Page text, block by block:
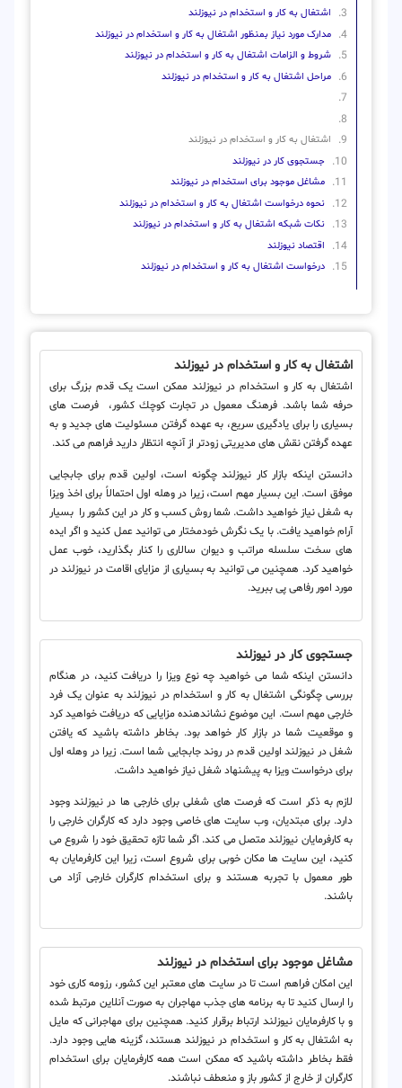
اشتغال به کار و استخدام در نیوزلند
مدارک مورد نیاز بمنظور اشتغال به کار و استخدام در نیوزلند
شروط و الزامات اشتغال به کار و استخدام در نیوزلند
مراحل اشتغال به کار و استخدام در نیوزلند
اشتغال به کار و استخدام در نیوزلند
جستجوی کار در نیوزلند
مشاغل موجود برای استخدام در نیوزلند
نحوه درخواست اشتغال به کار و استخدام در نیوزلند
نکات شبکه اشتغال به کار و استخدام در نیوزلند
اقتصاد نیوزلند
درخواست اشتغال به کار و استخدام در نیوزلند
اشتغال به کار و استخدام در نیوزلند
اشتغال به کار و استخدام در نیوزلند ممکن است یک قدم بزرگ برای
حرفه شما باشد. فرهنگ معمول در تجارت كوچك كشور، فرصت های
بسیاری را برای یادگیری سریع، به عهده گرفتن مسئولیت های جدید و به
عهده گرفتن نقش های مدیریتی زودتر از آنچه انتظار دارید فراهم می كند.
دانستن اینکه بازار کار نیوزلند چگونه است، اولین قدم برای جابجایی
موفق است. این بسیار مهم است، زیرا در وهله اول احتمالاً برای اخذ ویزا
به شغل نیاز خواهید داشت. شما روش کسب و کار در این کشور را بسیار
آرام خواهید یافت. با یک نگرش خودمختار می توانید عمل کنید و اگر ایده
های سخت سلسله مراتب و دیوان سالاری را کنار بگذارید، خوب عمل
خواهید کرد. همچنین می توانید به بسیاری از مزایای اقامت در نیوزلند در
مورد امور رفاهی پی ببرید.
جستجوی کار در نیوزلند
دانستن اینکه شما می خواهید چه نوع ویزا را دریافت کنید، در هنگام
بررسی چگونگی اشتغال به کار و استخدام در نیوزلند به عنوان یک فرد
خارجی مهم است. این موضوع نشاندهنده مزایایی که دریافت خواهید کرد
و موقعیت شما در بازار کار خواهد بود. بخاطر داشته باشید که یافتن
شغل در نیوزلند اولین قدم در روند جابجایی شما است. زیرا در وهله اول
برای درخواست ویزا به پیشنهاد شغل نیاز خواهید داشت.
لازم به ذکر است که فرصت های شغلی برای خارجی ها در نیوزلند وجود
دارد. برای مبتدیان، وب سایت های خاصی وجود دارد که کارگران خارجی را
به کارفرمایان نیوزلند متصل می کند. اگر شما تازه تحقیق خود را شروع می
کنید، این سایت ها مکان خوبی برای شروع است، زیرا این کارفرمایان به
طور معمول با تجربه هستند و برای استخدام کارگران خارجی آزاد می
باشند.
مشاغل موجود برای استخدام در نیوزلند
این امکان فراهم است تا در سایت های معتبر این کشور، رزومه کاری خود
را ارسال کنید تا به برنامه های جذب مهاجران به صورت آنلاین مرتبط شده
و با کارفرمایان نیوزلند ارتباط برقرار کنید. همچنین برای مهاجرانی که مایل
به اشتغال به کار و استخدام در نیوزلند هستند، گزینه هایی وجود دارد.
فقط بخاطر داشته باشید که ممکن است همه کارفرمایان برای استخدام
کارگران از خارج از کشور باز و منعطف نباشند.